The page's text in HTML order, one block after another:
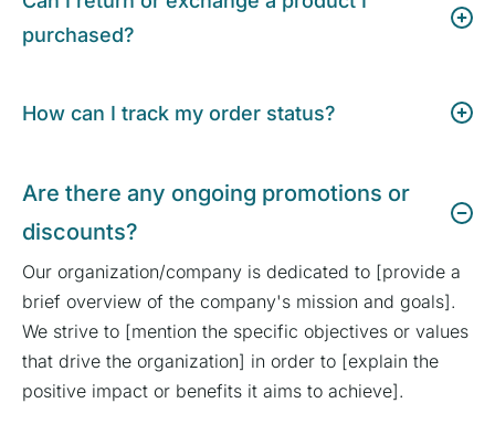
purchased?
How can I track my order status?
Are there any ongoing promotions or
discounts?
Our organization/company is dedicated to [provide a
brief overview of the company's mission and goals].
We strive to [mention the specific objectives or values
that drive the organization] in order to [explain the
positive impact or benefits it aims to achieve].